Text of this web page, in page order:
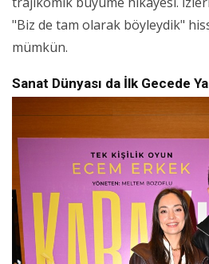
"Biz de tam olarak böyleydik"
mümkün.
Sanat Dünyası da İlk Gecede